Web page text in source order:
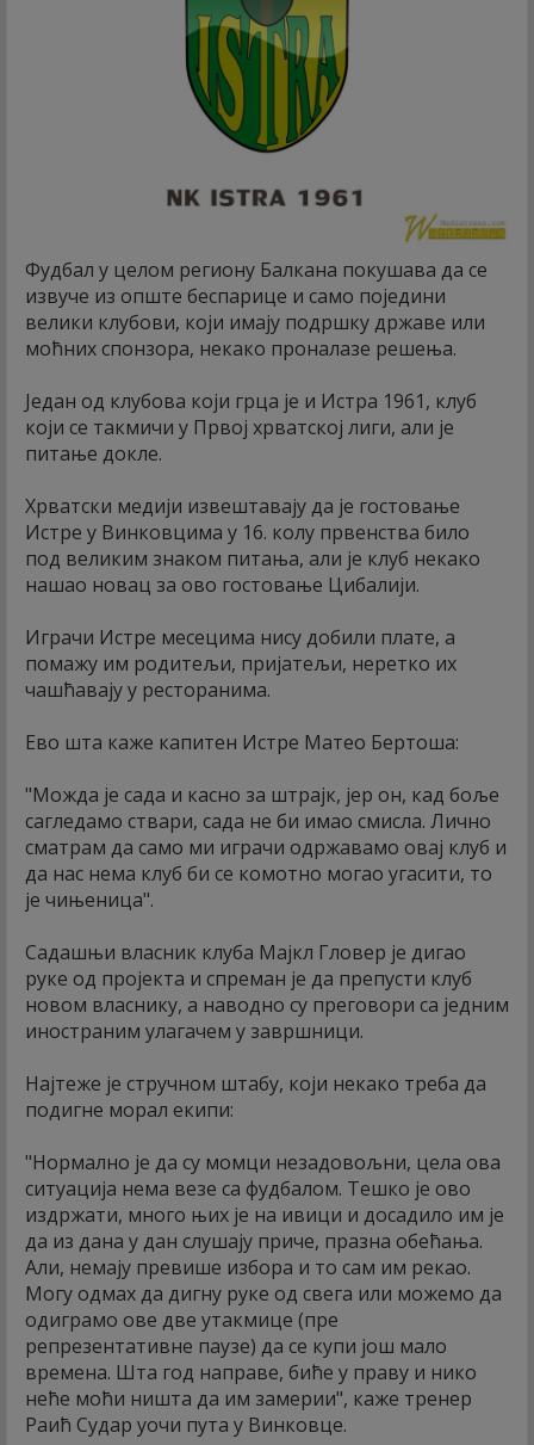
Фудбал у целом региону Балкана покушава да се
извуче из опште беспарице и само поједини
велики клубови, који имају подршку државе или
моћних спонзора, некако проналазе решења.
Један од клубова који грца је и Истра 1961, клуб
који се такмичи у Првој хрватској лиги, али је
питање докле.
Хрватски медији извештавају да је гостовање
Истре у Винковцима у 16. колу првенства било
под великим знаком питања, али је клуб некако
нашао новац за ово гостовање Цибалији.
Играчи Истре месецима нису добили плате, а
помажу им родитељи, пријатељи, неретко их
чашћавају у ресторанима.
Ево шта каже капитен Истре Матео Бертоша:
"Можда је сада и касно за штрајк, јер он, кад боље
сагледамо ствари, сада не би имао смисла. Лично
сматрам да само ми играчи одржавамо овај клуб и
да нас нема клуб би се комотно могао угасити, то
је чињеница".
Садашњи власник клуба Мајкл Гловер је дигао
руке од пројекта и спреман је да препусти клуб
новом власнику, а наводно су преговори са једним
иностраним улагачем у завршници.
Најтеже је стручном штабу, који некако треба да
подигне морал екипи:
"Нормално је да су момци незадовољни, цела ова
ситуација нема везе са фудбалом. Тешко је ово
издржати, много њих је на ивици и досадило им је
да из дана у дан слушају приче, празна обећања.
Али, немају превише избора и то сам им рекао.
Могу одмах да дигну руке од свега или можемо да
одиграмо ове две утакмице (пре
репрезентативне паузе) да се купи још мало
времена. Шта год направе, биће у праву и нико
неће моћи ништа да им замерии", каже тренер
Раић Судар уочи пута у Винковце.